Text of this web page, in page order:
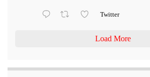
Twitter
Load More